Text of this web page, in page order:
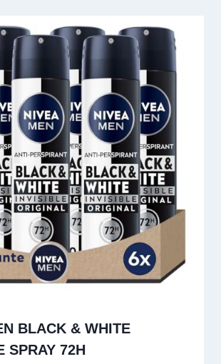
BLACK & WHITE
SPRAY 72H